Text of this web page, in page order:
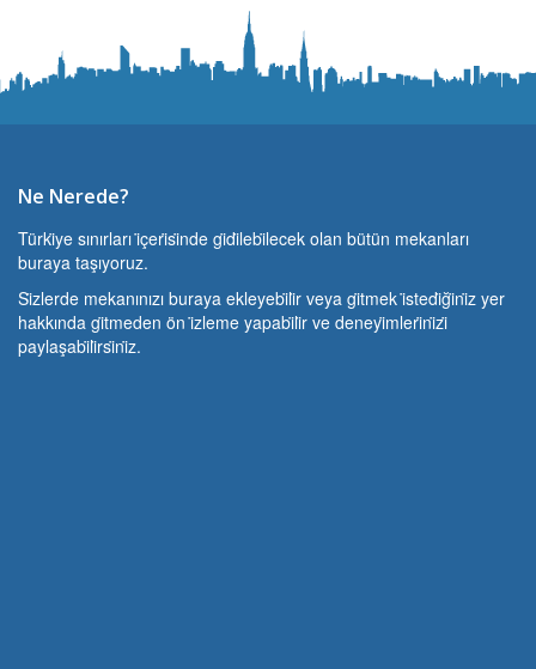
Ne Nerede?
Türki̇ye sınırları i̇çeri̇si̇nde gi̇di̇lebi̇lecek olan bütün mekanları
buraya taşıyoruz.
Si̇zlerde mekanınızı buraya ekleyebi̇li̇r veya gi̇tmek i̇stedi̇ği̇ni̇z yer
hakkında gi̇tmeden ön i̇zleme yapabi̇li̇r ve deneyi̇mleri̇ni̇zi̇
paylaşabi̇li̇rsi̇ni̇z.